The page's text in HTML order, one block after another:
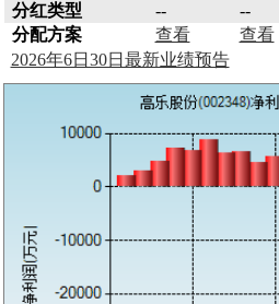
分红类型
-- --
分配方案
查看 查看
2026年6日30日最新业绩预告